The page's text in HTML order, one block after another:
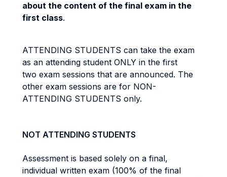
about the content of the final exam in the
first class.
ATTENDING STUDENTS can take the exam
as an attending student ONLY in the first
two exam sessions that are announced. The
other exam sessions are for NON-
ATTENDING STUDENTS only.
NOT ATTENDING STUDENTS
Assessment is based solely on a final,
individual written exam (100% of the final